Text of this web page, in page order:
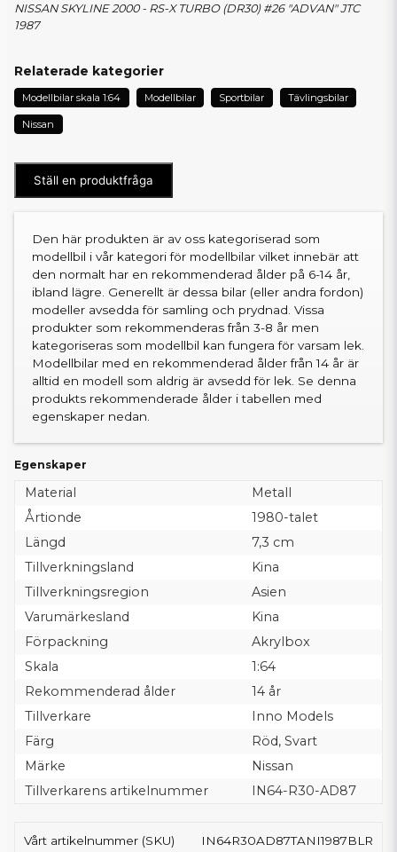
NISSAN SKYLINE 2000 - RS-X TURBO (DR30) #26 "ADVAN" JTC
1987
Relaterade kategorier
Modellbilar skala 1:64 Modellbilar Sportbilar Tävlingsbilar
Nissan
Ställ en produktfråga
Den här produkten är av oss kategoriserad som
modellbil i vår kategori för modellbilar vilket innebär att
den normalt har en rekommenderad ålder på 6-14 år,
ibland lägre. Generellt är dessa bilar (eller andra fordon)
modeller avsedda för samling och prydnad. Vissa
produkter som rekommenderas från 3-8 år men
kategoriseras som modellbil kan fungera för varsam lek.
Modellbilar med en rekommenderad ålder från 14 år är
alltid en modell som aldrig är avsedd för lek. Se denna
produkts rekommenderade ålder i tabellen med
egenskaper nedan.
Egenskaper
Material
Metall
Årtionde
1980-talet
Längd
7,3 cm
Tillverkningsland
Kina
Tillverkningsregion
Asien
Varumärkesland
Kina
Förpackning
Akrylbox
Skala
1:64
Rekommenderad ålder
14 år
Tillverkare
Inno Models
Färg
Röd, Svart
Märke
Nissan
Tillverkarens artikelnummer
IN64-R30-AD87
Vårt artikelnummer (SKU) IN64R30AD87TANI1987BLR